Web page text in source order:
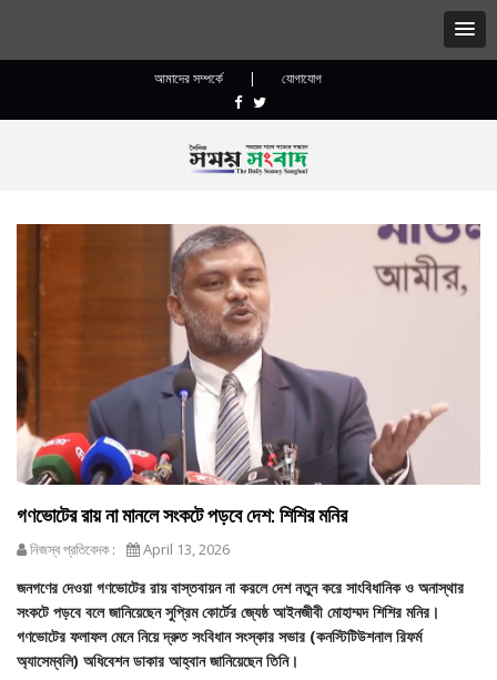
আমাদের সম্পর্কে | যোগাযোগ
গণভোটের রায় না মানলে সংকটে পড়বে দেশ: শিশির মনির
নিজস্ব প্রতিবেদক : April 13, 2026
জনগণের দেওয়া গণভোটের রায় বাস্তবায়ন না করলে দেশ নতুন করে সাংবিধানিক ও অনাস্থার
সংকটে পড়বে বলে জানিয়েছেন সুপ্রিম কোর্টের জ্যেষ্ঠ আইনজীবী মোহাম্মদ শিশির মনির।
গণভোটের ফলাফল মেনে নিয়ে দ্রুত সংবিধান সংস্কার সভার (কনস্টিটিউশনাল রিফর্ম
অ্যাসেম্বলি) অধিবেশন ডাকার আহ্বান জানিয়েছেন তিনি।